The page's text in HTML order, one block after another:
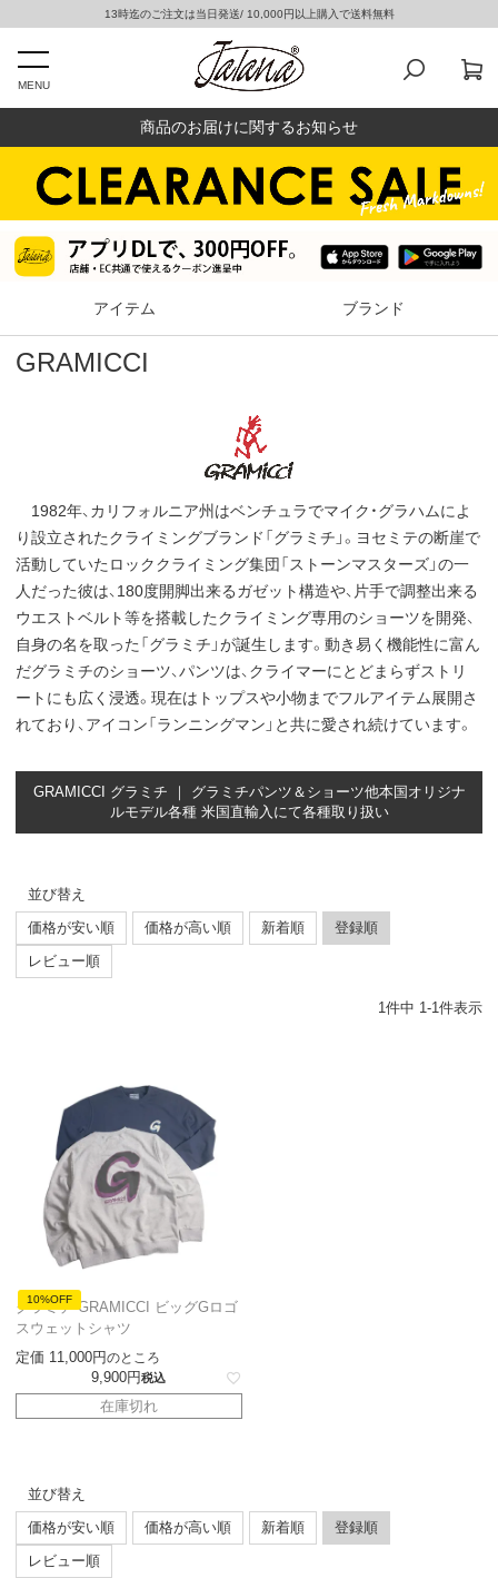
13時迄のご注文は当日発送/ 10,000円以上購入で送料無料
MENU
商品のお届けに関するお知らせ
アイテム ブランド
GRAMICCI
1982年、カリフォルニア州はベンチュラでマイク・グラハムによ
り設立されたクライミングブランド「グラミチ」。ヨセミテの断崖で
活動していたロッククライミング集団「ストーンマスターズ」の一
人だった彼は、180度開脚出来るガゼット構造や、片手で調整出来る
ウエストベルト等を搭載したクライミング専用のショーツを開発、
自身の名を取った「グラミチ」が誕生します。動き易く機能性に富ん
だグラミチのショーツ、パンツは、クライマーにとどまらずストリ
ートにも広く浸透。現在はトップスや小物までフルアイテム展開さ
れており、アイコン「ランニングマン」と共に愛され続けています。
GRAMICCI グラミチ ｜ グラミチパンツ＆ショーツ他本国オリジナ
ルモデル各種 米国直輸入にて各種取り扱い
並び替え
価格が安い順
価格が高い順 新着順
登録順
レビュー順
1件中 1-1件表示
10%OFF
グラミチ GRAMICCI ビッグGロゴ
スウェットシャツ
定価 11,000 のところ
9,900 税込
在庫切れ
並び替え
価格が安い順
価格が高い順 新着順
登録順
レビュー順